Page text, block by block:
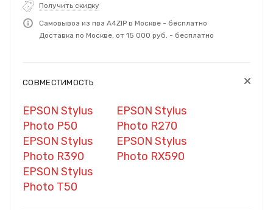
Получить скидку
Самовывоз из пвз A4ZIP в Москве - бесплатно
Доставка по Москве, от 15 000 руб. - бесплатно
СОВМЕСТИМОСТЬ
EPSON Stylus
Photo P50
EPSON Stylus
Photo R270
EPSON Stylus
Photo R390
EPSON Stylus
Photo RX590
EPSON Stylus
Photo T50